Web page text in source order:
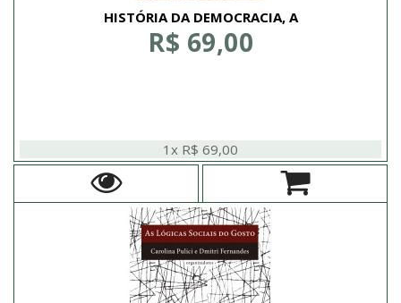
HISTÓRIA DA DEMOCRACIA, A
R$ 69,00
1x R$ 69,00